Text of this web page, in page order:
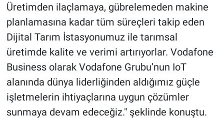
Üretimden ilaçlamaya, gübrelemeden makine
planlamasına kadar tüm süreçleri takip eden
Dijital Tarım İstasyonumuz ile tarımsal
üretimde kalite ve verimi artırıyorlar. Vodafone
Business olarak Vodafone Grubu’nun IoT
alanında dünya liderliğinden aldığımız güçle
işletmelerin ihtiyaçlarına uygun çözümler
sunmaya devam edeceğiz." şeklinde konuştu.